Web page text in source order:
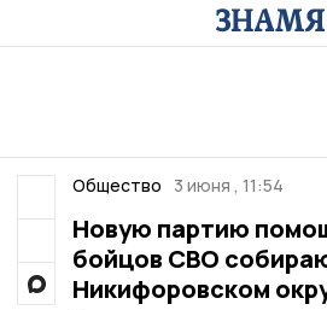
Общество 3 июня , 11:54
Новую партию
бойцов СВО
Никифоровском